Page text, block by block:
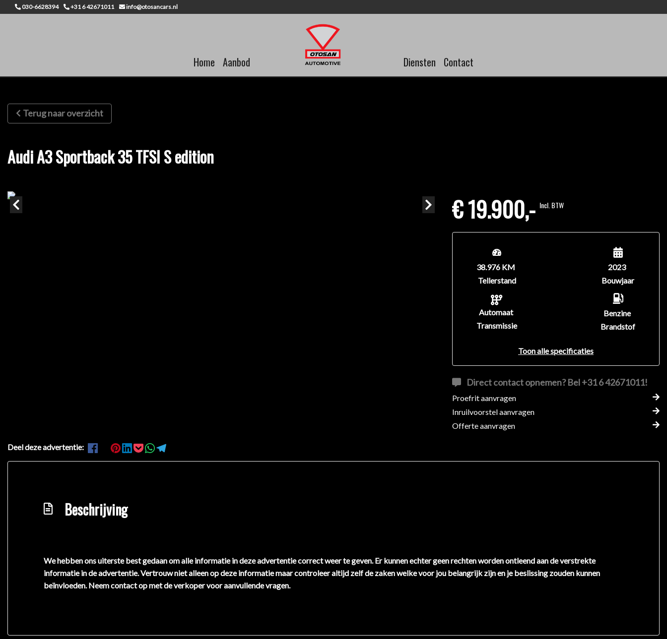
030-6628394 +31 6 42671011 info@otosancars.nl
Home Aanbod Diensten Contact
Terug naar overzicht
Audi A3 Sportback 35 TFSI S edition
€ 19.900,- Incl. BTW
38.976 KM
Tellerstand
Automaat
Transmissie
2023
Bouwjaar
Benzine
Brandstof
Toon alle specificaties
Direct contact opnemen? Bel +31 6 42671011!
Proefrit aanvragen
Inruilvoorstel aanvragen
Offerte aanvragen
Deel deze advertentie:
Beschrijving
We hebben ons uiterste best gedaan om alle informatie in deze advertentie correct weer te geven. Er kunnen echter geen rechten worden ontleend aan de verstrekte
informatie in de advertentie. Vertrouw niet alleen op deze informatie maar controleer altijd zelf de zaken welke voor jou belangrijk zijn en je beslissing zouden kunnen
beïnvloeden. Neem contact op met de verkoper voor aanvullende vragen.